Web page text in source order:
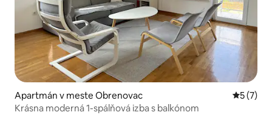
Apartmán v meste Obrenovac
5 (7)
Krásna moderná 1-spálňová izba s balkónom